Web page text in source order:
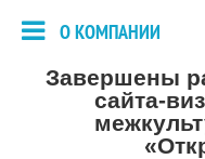
О КОМПАНИИ
Завершены
сайта-